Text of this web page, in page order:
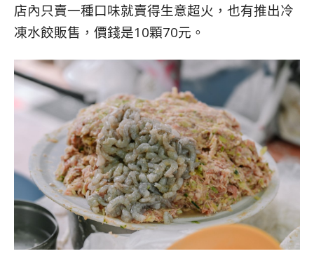
店內只賣一種口味就賣得生意超火，也有推出冷
凍水餃販售，價錢是10顆70元。